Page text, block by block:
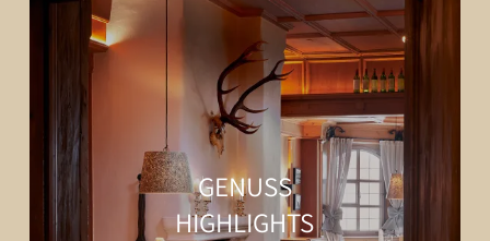
GENUSS
HIGHLIGHTS